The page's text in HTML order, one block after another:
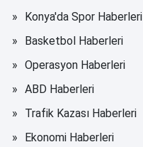
Konya'da Spor Haberleri
Basketbol Haberleri
Operasyon Haberleri
ABD Haberleri
Trafik Kazası Haberleri
Ekonomi Haberleri